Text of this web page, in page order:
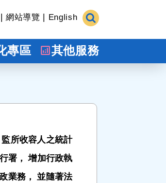
網站導覽 English
專區 其他服務
所收容人之統計
署， 增加行政執
業務， 並隨著法